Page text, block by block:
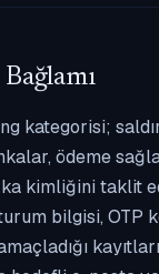
kategorisi;
ödeme
kimliğini taklit
bilgisi, OTP